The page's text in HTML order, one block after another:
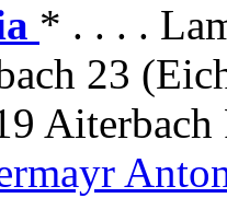
* . . . .
23